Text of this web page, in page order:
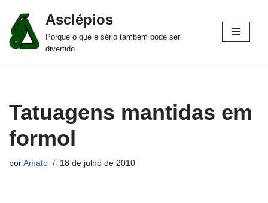
Pular
para
Asclépios
Porque o que é sério também pode ser
divertido.
Tatuagens mantidas em
formol
por Amato 18 de julho de 2010